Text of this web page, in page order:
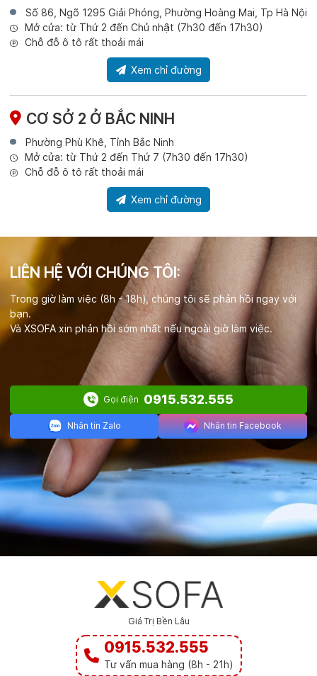
Số 86, Ngõ 1295 Giải Phóng, Phường Hoàng Mai, Tp Hà Nội
Mở cửa: từ Thứ 2 đến Chủ nhật (7h30 đến 17h30)
Chỗ đỗ ô tô rất thoải mái
Xem chỉ đường
CƠ SỞ 2 Ở BẮC NINH
Phường Phù Khê, Tỉnh Bắc Ninh
Mở cửa: từ Thứ 2 đến Thứ 7 (7h30 đến 17h30)
Chỗ đỗ ô tô rất thoải mái
Xem chỉ đường
LIÊN HỆ VỚI CHÚNG TÔI:
Trong giờ làm việc (8h - 18h), chúng tôi sẽ phản hồi ngay với
bạn.
Và XSOFA xin phản hồi sớm nhất nếu ngoài giờ làm việc.
Gọi điện 0915.532.555
Nhắn tin Zalo Nhắn tin Facebook
Giá Trị Bền Lâu
0915.532.555
Tư vấn mua hàng (8h - 21h)